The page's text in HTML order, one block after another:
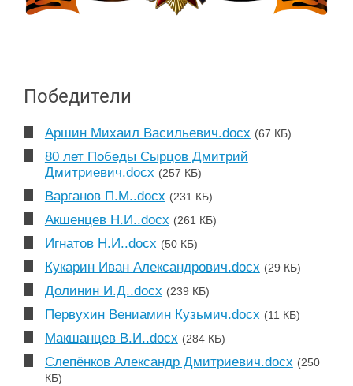
Победители
Аршин Михаил Васильевич.docx (67 КБ)
80 лет Победы Сырцов Дмитрий
Дмитриевич.docx (257 КБ)
Варганов П.М..docx (231 КБ)
Акшенцев Н.И..docx (261 КБ)
Игнатов Н.И..docx (50 КБ)
Кукарин Иван Александрович.docx (29 КБ)
Долинин И.Д..docx (239 КБ)
Первухин Вениамин Кузьмич.docx (11 КБ)
Макшанцев В.И..docx (284 КБ)
Слепёнков Александр Дмитриевич.docx (250
КБ)